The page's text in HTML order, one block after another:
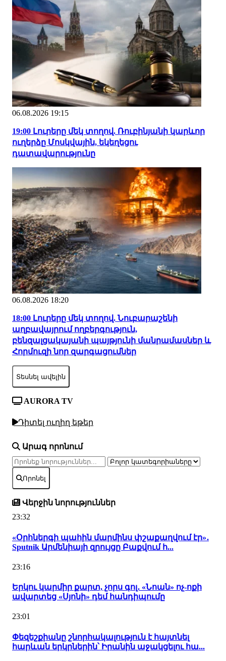
06.08.2026 19:15
19:00 Լուրերը մեկ տողով. Ռուբինյանի կարևոր
ուղերձը Մոսկվային, եկեղեցու
դատավարությունը
06.08.2026 18:20
18:00 Լուրերը մեկ տողով. Նուբարաշենի
աղբավայրում ողբերգություն,
բենզալցակայանի պայթյունի մանրամասներ և
Հորմուզի նոր զարգացումներ
Տեսնել ավելին
AURORA TV
Դիտել ուղիղ եթեր
Արագ որոնում
Որոնել
Վերջին նորություններ
23:32
«Օրհներգի պահին մարմինս փշաքաղվում էր»․
Sputnik Արմենիայի զրույցը Բաքվում հ...
23:16
Երկու կարմիր քարտ, չորս գոլ․ «Նոան» ոչ-ոքի
ավարտեց «Սյոնի» դեմ հանդիպումը
23:01
Փեզեշքիանը շնորհակալություն է հայտնել
հարևան երկրներին՝ Իրանին աջակցելու հա...